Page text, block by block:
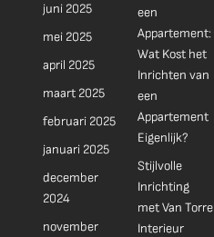
juni 2025
mei 2025
april 2025
maart 2025
februari 2025
januari 2025
december
2024
november
een
Appartement:
Wat Kost het
Inrichten van
een
Appartement
Eigenlijk?
Stijlvolle
Inrichting
met Van Torre
Interieur